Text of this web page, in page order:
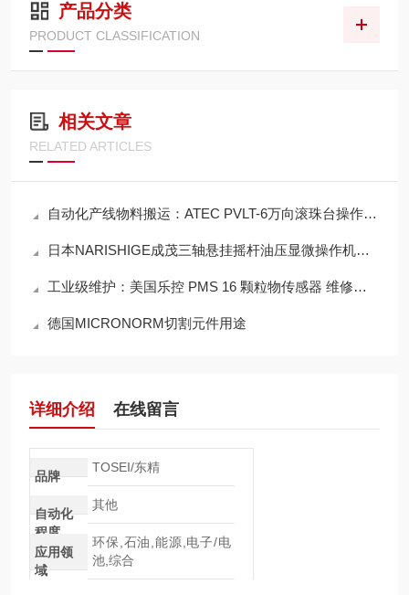
产品分类
PRODUCT CLASSIFICATION
相关文章
RELATED ARTICLES
自动化产线物料搬运：ATEC PVLT-6万向滚珠台操作流程详解
日本NARISHIGE成茂三轴悬挂摇杆油压显微操作机械手MMO-4的的应用案例
工业级维护：美国乐控 PMS 16 颗粒物传感器 维修保养全攻略
德国MICRONORM切割元件用途
详细介绍 在线留言
品牌
TOSEI/东精
自动化
程度
其他
应用领
域
环保,石油,能源,电子/电
池,综合